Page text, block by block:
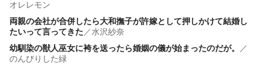
オレレモン
両親の会社が合併したら大和撫子が許嫁として押しかけて結婚し
たいって言ってきた／水沢紗奈
幼馴染の獣人巫女に袴を送ったら婚姻の儀が始まったのだが。 ／
のんびりした緑